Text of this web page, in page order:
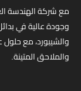
مع شركة الهندسة
وجودة عالية في
والشيبورد، مع
والملاحق المتينة.